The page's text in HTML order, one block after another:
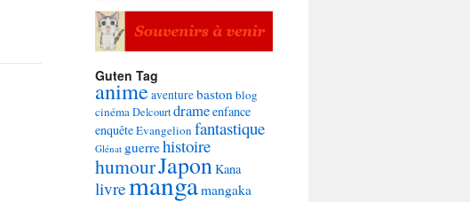
Guten Tag
animeaventurebaston blog
cinémaDelcourtdrameenfance
enquêteEvangelion fantastique
Glénat guerrehistoire
humourJapon Kana
livremangamangaka